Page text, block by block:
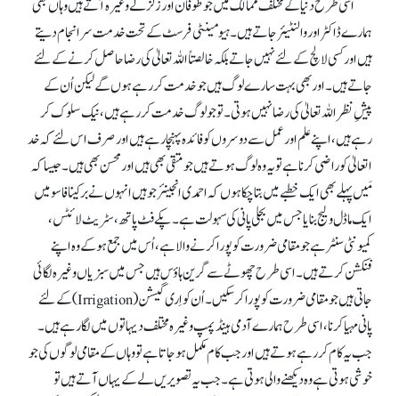
اسی طرح دنیا کے مختلف ممالک میں جو طوفان اور زلزلے وغیرہ آتے ہیں وہاں بھی
ہمارے ڈاکٹر اور والنٹیئر جاتے ہیں۔ ہیومینٹی فرسٹ کے تحت خدمت سرانجام دیتے
ہیں اور کسی لالچ کے لئے نہیں جاتے بلکہ خالصتاً اللہ تعالیٰ کی رضا حاصل کرنے کے لئے
جاتے ہیں۔ اور بھی بہت سارے لوگ ہیں جو خدمت کر رہے ہوں گے لیکن اُن کے
پیشِ نظر اللہ تعالیٰ کی رضا نہیں ہوتی۔ تو جو لوگ خدمت کر رہے ہیں، نیک سلوک کر
رہے ہیں، اپنے علم اور عمل سے دوسروں کو فائدہ پہنچا رہے ہیں اور صرف اس لئے کہ خد
اتعالیٰ کو راضی کرنا ہے تو یہ وہ لوگ ہوتے ہیں جو متقی بھی ہیں اور محسن بھی ہیں۔ جیسا کہ
مَیں پہلے بھی ایک خطبے میں بتا چکا ہوں کہ احمدی انجینئر جو ہیں انہوں نے برکینا فاسو میں
ایک ماڈل ولیج بنایا جس میں بجلی پانی کی سہولت ہے۔ پکے فٹ پاتھ، سٹریٹ لائٹس،
کمیونٹی سنٹر ہے جو مقامی ضرورت کو پورا کرنے والا ہے، اُس میں جمع ہو کے وہ اپنے
فنکشن کرتے ہیں۔ اسی طرح چھوٹے سے گرین ہاؤس ہیں جس میں سبزیاں وغیرہ لگائی
جاتی ہیں جو مقامی ضرورت کو پورا کر سکیں۔ اُن کو اِری گیشن (Irrigation) کے لئے
پانی مہیا کرنا، اسی طرح ہمارے آدمی ہینڈ پمپ وغیرہ مختلف دیہاتوں میں لگا رہے ہیں۔
جب یہ کام کر رہے ہوتے ہیں اور جب کام مکمل ہو جاتا ہے تو وہاں کے مقامی لوگوں کی جو
خوشی ہوتی ہے وہ دیکھنے والی ہوتی ہے۔ جب یہ تصویریں لے کے یہاں آتے ہیں تو